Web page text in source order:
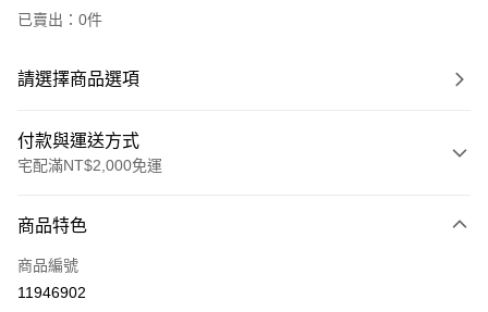
已賣出：0件
請選擇商品選項
付款與運送方式
宅配滿NT$2,000免運
信用卡一次付款
信用卡分期付款
商品特色
商品編號
11946902